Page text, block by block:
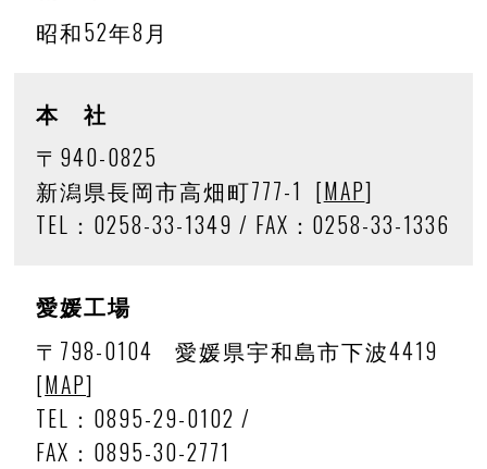
昭和52年8月
本 社
〒940-0825
新潟県長岡市高畑町777-1 [MAP]
TEL：0258-33-1349 / FAX：0258-33-1336
愛媛工場
〒798-0104
愛媛県宇和島市下波4419
[MAP]
TEL：0895-29-0102 /
FAX：0895-30-2771